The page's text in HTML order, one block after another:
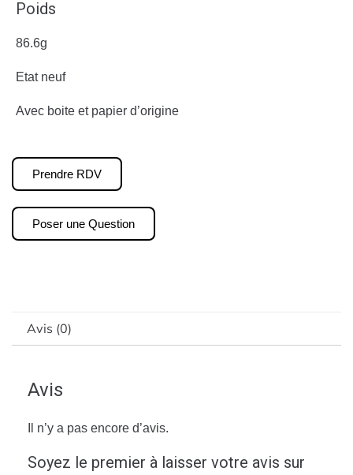
Poids
86.6g
Etat neuf
Avec boite et papier d’origine
Prendre RDV
Poser une Question
Avis (0)
Avis
Il n’y a pas encore d’avis.
Soyez le premier à laisser votre avis sur